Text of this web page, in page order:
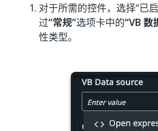
对于所需的控件，选择“已
过“常规”选项卡中的“VB 数
性类型。